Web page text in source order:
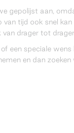
gepolijst aan,
van tijd ook snel
van drager tot
een speciale
en dan